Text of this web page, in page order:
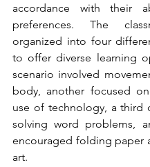
accordance with their
preferences. The
organized into four
to offer diverse learning
scenario involved
body, another focused
use of technology, a third
solving word problems,
encouraged folding paper
art.